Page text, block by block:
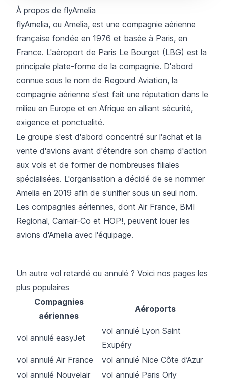
À propos de flyAmelia
flyAmelia, ou Amelia, est une compagnie aérienne
française fondée en 1976 et basée à Paris, en
France. L'aéroport de Paris Le Bourget (LBG) est la
principale plate-forme de la compagnie. D'abord
connue sous le nom de Regourd Aviation, la
compagnie aérienne s'est fait une réputation dans le
milieu en Europe et en Afrique en alliant sécurité,
exigence et ponctualité.
Le groupe s'est d'abord concentré sur l'achat et la
vente d'avions avant d'étendre son champ d'action
aux vols et de former de nombreuses filiales
spécialisées. L'organisation a décidé de se nommer
Amelia en 2019 afin de s'unifier sous un seul nom.
Les compagnies aériennes, dont Air France, BMI
Regional, Camair-Co et HOP!, peuvent louer les
avions d'Amelia avec l'équipage.
Un autre vol retardé ou annulé ? Voici nos pages les
plus populaires
Compagnies
aériennes
Aéroports
vol annulé easyJet
vol annulé Lyon Saint
Exupéry
vol annulé Air France
vol annulé Nice Côte d’Azur
vol annulé Nouvelair
vol annulé Paris Orly